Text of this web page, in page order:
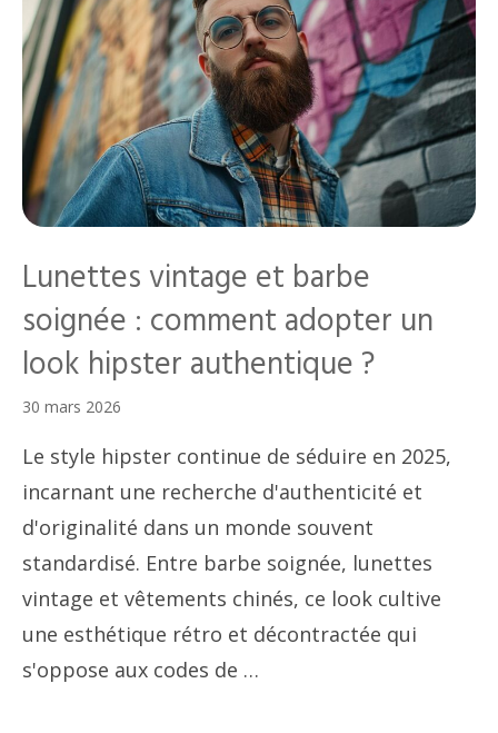
Lunettes vintage et barbe
soignée : comment adopter un
look hipster authentique ?
30 mars 2026
Le style hipster continue de séduire en 2025,
incarnant une recherche d'authenticité et
d'originalité dans un monde souvent
standardisé. Entre barbe soignée, lunettes
vintage et vêtements chinés, ce look cultive
une esthétique rétro et décontractée qui
s'oppose aux codes de …